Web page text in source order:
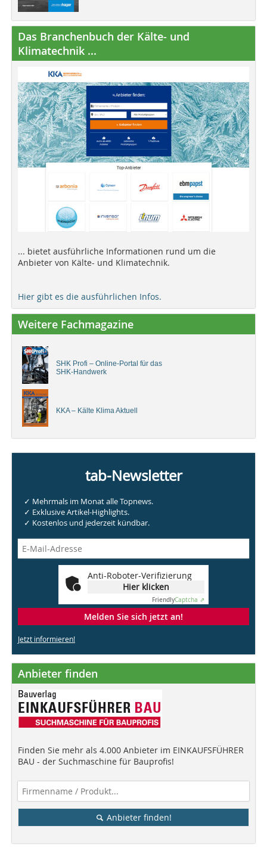
Das Branchenbuch der Kälte- und
Klimatechnik ...
... bietet ausführliche Informationen rund um die
Anbieter von Kälte- und Klimatechnik.
Hier gibt es die ausführlichen Infos.
Weitere Fachmagazine
SHK Profi – Online-Portal für das
SHK-Handwerk
KKA – Kälte Klima Aktuell
tab-Newsletter
✓ Mehrmals im Monat alle Topnews.
✓ Exklusive Artikel-Highlights.
✓ Kostenlos und jederzeit kündbar.
Anti-Roboter-Verifizierung
Hier klicken
FriendlyCaptcha ⇗
Melden Sie sich jetzt an!
Jetzt informieren!
Anbieter finden
Finden Sie mehr als 4.000 Anbieter im EINKAUFSFÜHRER
BAU - der Suchmaschine für Bauprofis!
Anbieter finden!